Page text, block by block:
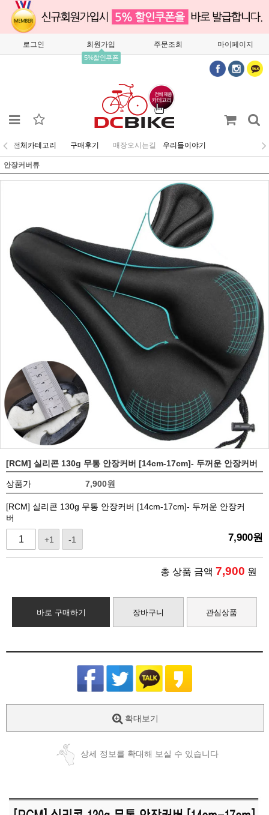
로그인 회원가입
5%할인쿠폰
주문조회 마이페이지
전체카테고리 구매후기 매장오시는길 우리들이야기
안장커버류
[RCM] 실리콘 130g 무통 안장커버 [14cm-17cm]- 두꺼운 안장커버
상품가 7,900원
[RCM] 실리콘 130g 무통 안장커버 [14cm-17cm]- 두꺼운 안장커
버
+1 -1 7,900원
총 상품 금액 7,900 원
바로 구매하기 장바구니 관심상품
확대보기
상세 정보를 확대해 보실 수 있습니다